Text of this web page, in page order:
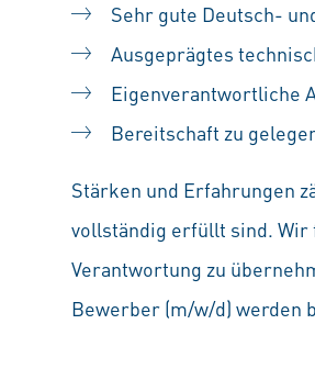
Sehr gute Deutsch-
Ausgeprägtes
Eigenverantwortliche
Bereitschaft zu
Stärken und Erfahrungen
vollständig erfüllt sind. Wir
Verantwortung zu
Bewerber (m/w/d) werden